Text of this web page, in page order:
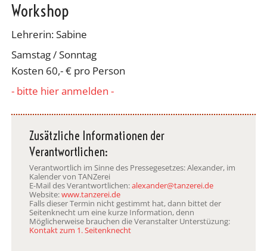
Workshop
Lehrerin: Sabine
Samstag / Sonntag
Kosten 60,- € pro Person
- bitte hier anmelden -
Zusätzliche Informationen der
Verantwortlichen:
Verantwortlich im Sinne des Pressegesetzes: Alexander, im
Kalender von TANZerei
E-Mail des Verantwortlichen:alexander@tanzerei.de
Website:www.tanzerei.de
Falls dieser Termin nicht gestimmt hat, dann bittet der
Seitenknecht um eine kurze Information, denn
Möglicherweise brauchen die Veranstalter Unterstüzung:
Kontakt zum 1. Seitenknecht